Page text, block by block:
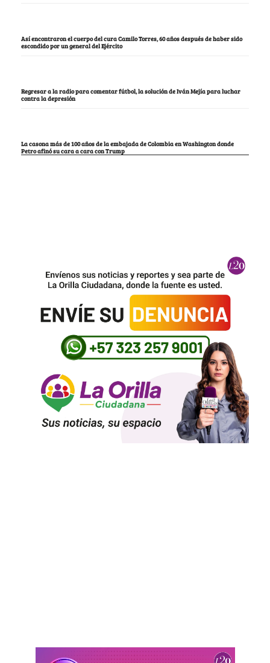
Así encontraron el cuerpo del cura Camilo Torres, 60 años después de haber sido
escondido por un general del Ejército
Regresar a la radio para comentar fútbol, la solución de Iván Mejía para luchar
contra la depresión
La casona más de 100 años de la embajada de Colombia en Washington donde
Petro afinó su cara a cara con Trump